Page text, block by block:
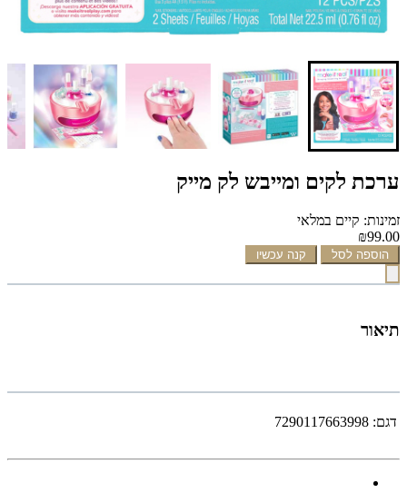
ערכת לקים ומייבש לק מייק
זמינות: קיים במלאי
₪99.00
הוספה לסל קנה עכשיו
תיאור
דגם: 7290117663998